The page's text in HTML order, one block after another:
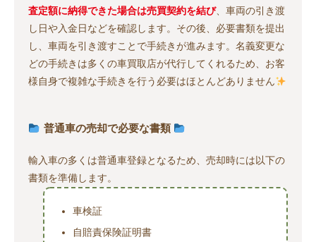
査定額に納得できた場合は売買契約を結び、車両の引き渡
し日や入金日などを確認します。その後、必要書類を提出
し、車両を引き渡すことで手続きが進みます。名義変更な
どの手続きは多くの車買取店が代行してくれるため、お客
様自身で複雑な手続きを行う必要はほとんどありません
普通車の売却で必要な書類
輸入車の多くは普通車登録となるため、売却時には以下の
書類を準備します。
車検証
自賠責保険証明書